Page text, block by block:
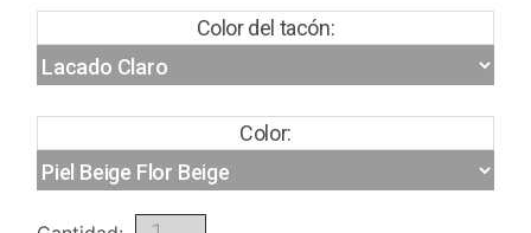
Color del tacón:
Color: